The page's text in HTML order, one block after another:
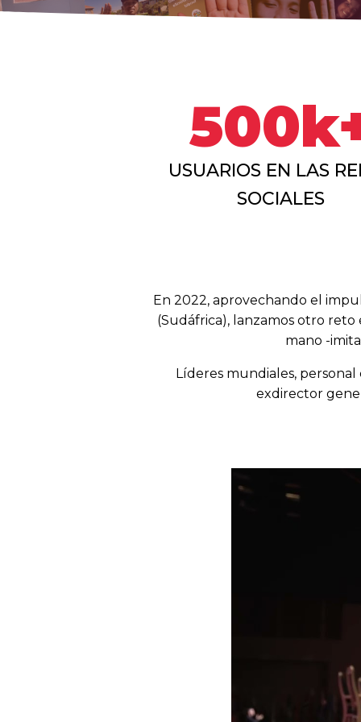
USUARIOS EN LAS
SOCIALES
En 2022, aprovechando el
(Sudáfrica), lanzamos otro reto
mano -
Líderes mundiales,
exdirector